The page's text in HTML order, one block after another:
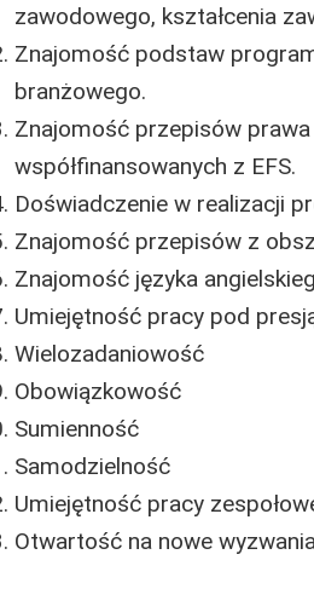
zawodowego, kształcenia
Znajomość podstaw
branżowego.
Znajomość przepisów
współfinansowanych z EFS.
Doświadczenie w realizacji
Znajomość przepisów z
Znajomość języka
Umiejętność pracy pod
Wielozadaniowość
Obowiązkowość
Sumienność
Samodzielność
Umiejętność pracy
Otwartość na nowe